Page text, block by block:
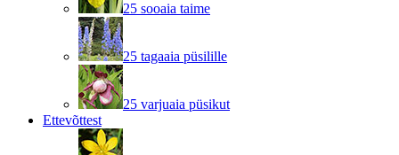
25 sooaia taime
25 tagaaia püsilille
25 varjuaia püsikut
Ettevõttest